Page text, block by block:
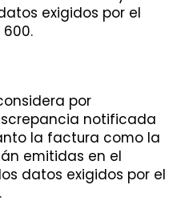
exigidos por el
por
notificada
la factura como la
emitidas en el
datos exigidos por el